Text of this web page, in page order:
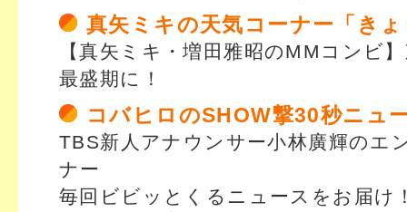
真矢ミキの天気コーナー「き
【真矢ミキ・増田雅昭のMMコンビ
最盛期に！
コバヒロのSHOW撃30秒ニュ
TBS新人アナウンサー小林廣輝のエ
ナー
毎回ビビッとくるニュースをお届け